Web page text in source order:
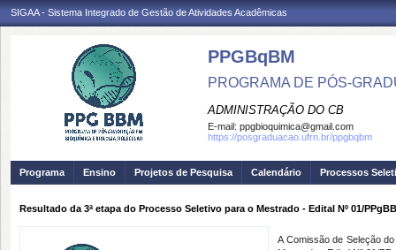
SIGAA - Sistema Integrado de Gestão de Atividades Acadêmicas
PPGBqBM
PROGRAMA DE PÓS-
ADMINISTRAÇÃO DO CB
E-mail: ppgbioquimica@gmail.com
https://posgraduacao.ufrn.br/ppgbqbm
Programa Ensino Projetos de Pesquisa Calendário Processos
Resultado da 3ª etapa do Processo Seletivo para o Mestrado - Edital Nº 01/
A Comissão de Seleção